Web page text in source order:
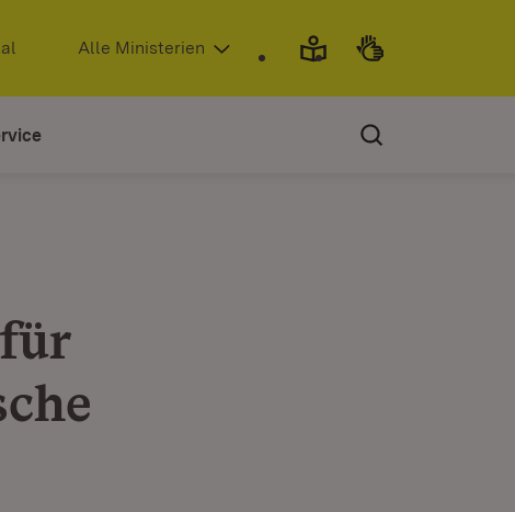
(Öffnet in neuem Fenster)
Alle Ministerien